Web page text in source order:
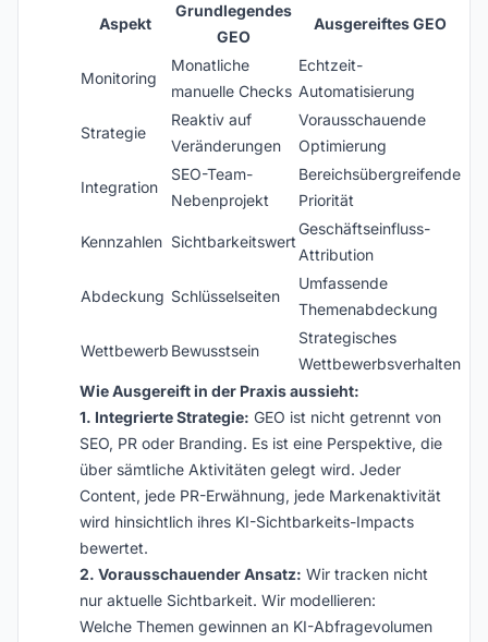
Aspekt
Grundlegendes
GEO
Ausgereiftes GEO
Monitoring
Monatliche
manuelle Checks
Echtzeit-
Automatisierung
Strategie
Reaktiv auf
Veränderungen
Vorausschauende
Optimierung
Integration
SEO-Team-
Nebenprojekt
Bereichsübergreifende
Priorität
Kennzahlen Sichtbarkeitswert
Geschäftseinfluss-
Attribution
Abdeckung Schlüsselseiten
Umfassende
Themenabdeckung
Wettbewerb Bewusstsein
Strategisches
Wettbewerbsverhalten
Wie Ausgereift in der Praxis aussieht:
1. Integrierte Strategie: GEO ist nicht getrennt von
SEO, PR oder Branding. Es ist eine Perspektive, die
über sämtliche Aktivitäten gelegt wird. Jeder
Content, jede PR-Erwähnung, jede Markenaktivität
wird hinsichtlich ihres KI-Sichtbarkeits-Impacts
bewertet.
2. Vorausschauender Ansatz: Wir tracken nicht
nur aktuelle Sichtbarkeit. Wir modellieren:
Welche Themen gewinnen an KI-Abfragevolumen